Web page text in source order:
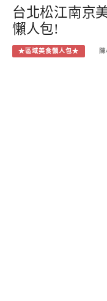
台北松江南京
懶人包!
★區域美食懶人包★